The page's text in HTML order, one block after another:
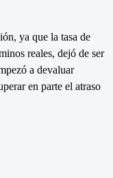
ya que la tasa de
reales, dejó de ser
a devaluar
en parte el atraso